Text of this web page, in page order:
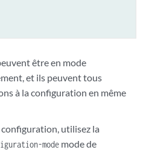
être en mode
et ils peuvent tous
à la configuration en même
utilisez la
mode mode de